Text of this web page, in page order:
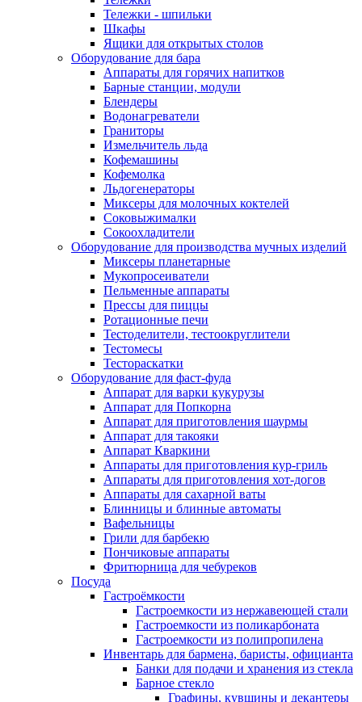
Тележки - шпильки
Шкафы
Ящики для открытых столов
Оборудование для бара
Аппараты для горячих напитков
Барные станции, модули
Блендеры
Водонагреватели
Граниторы
Измельчитель льда
Кофемашины
Кофемолка
Льдогенераторы
Миксеры для молочных коктелей
Соковыжималки
Сокоохладители
Оборудование для производства мучных изделий
Миксеры планетарные
Мукопросеиватели
Пельменные аппараты
Прессы для пиццы
Ротационные печи
Тестоделители, тестоокруглители
Тестомесы
Тестораскатки
Оборудование для фаст-фуда
Аппарат для варки кукурузы
Аппарат для Попкорна
Аппарат для приготовления шаурмы
Аппарат для такояки
Аппарат Кваркини
Аппараты для приготовления кур-гриль
Аппараты для приготовления хот-догов
Аппараты для сахарной ваты
Блинницы и блинные автоматы
Вафельницы
Грили для барбекю
Пончиковые аппараты
Фритюрница для чебуреков
Посуда
Гастроёмкости
Гастроемкости из нержавеющей стали
Гастроемкости из поликарбоната
Гастроемкости из полипропилена
Инвентарь для бармена, баристы, официанта
Банки для подачи и хранения из стекла
Барное стекло
Графины, кувшины и декантеры